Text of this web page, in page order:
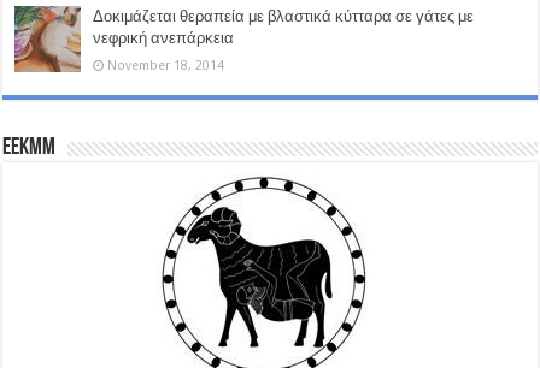
Δοκιμάζεται θεραπεία με βλαστικά κύτταρα σε γάτες με
νεφρική ανεπάρκεια
November 18, 2014
EEKMM